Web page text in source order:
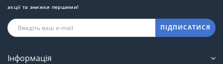
акції та знижки першими!
ПІДПИСАТИСЯ
Інформація